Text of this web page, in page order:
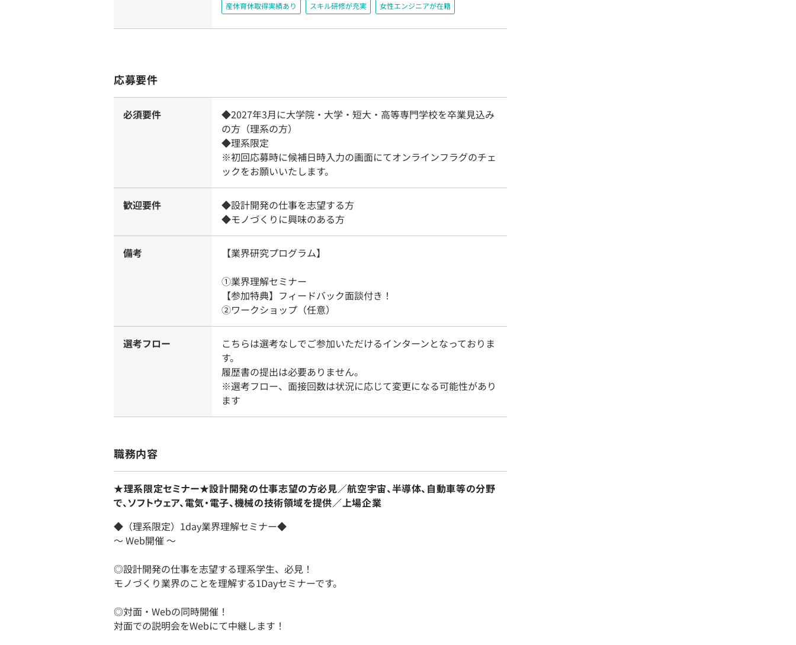
産休育休取得実績あり スキル研修が充実 女性エンジニアが在籍
応募要件
必須要件
◆2027年3月に大学院・大学・短大・高等専門学校を卒業見込み
の方（理系の方）
◆理系限定
※初回応募時に候補日時入力の画面にてオンラインフラグのチェ
ックをお願いいたします。
歓迎要件
◆設計開発の仕事を志望する方
◆モノづくりに興味のある方
備考
【業界研究プログラム】
①業界理解セミナー
【参加特典】フィードバック面談付き！
②ワークショップ（任意）
選考フロー
こちらは選考なしでご参加いただけるインターンとなっておりま
す。
履歴書の提出は必要ありません。
※選考フロー、面接回数は状況に応じて変更になる可能性があり
ます
職務内容
★理系限定セミナー★設計開発の仕事志望の方必見／航空宇宙、半導体、自動車等の分野
で、ソフトウェア、電気・電子、機械の技術領域を提供／上場企業
◆（理系限定）1day業界理解セミナー◆
～ Web開催 ～
◎設計開発の仕事を志望する理系学生、必見！
モノづくり業界のことを理解する1Dayセミナーです。
◎対面・Webの同時開催！
対面での説明会をWebにて中継します！